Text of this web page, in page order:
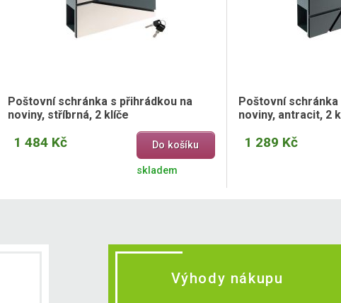
Poštovní schránka s přihrádkou na
noviny, stříbrná, 2 klíče
1 484 Kč Do košíku
skladem
Poštovní
noviny, antracit, 2
1 289 Kč
Výhody nákupu